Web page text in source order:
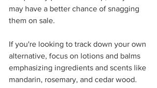
may have a better chance of snagging
them on sale.
If you're looking to track down your own
alternative, focus on lotions and balms
emphasizing ingredients and scents like
mandarin, rosemary, and cedar wood.